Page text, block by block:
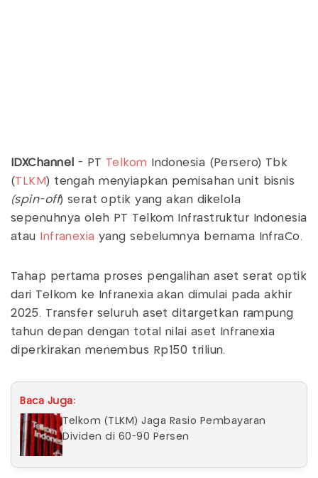
IDXChannel - PT Telkom
Indonesia (Persero) Tbk
(TLKM ) tengah menyiapkan pemisahan unit bisnis
(spin-off) serat optik yang akan dikelola
sepenuhnya oleh PT Telkom Infrastruktur Indonesia
atau
Infranexia yang sebelumnya bernama InfraCo.
Tahap pertama proses pengalihan aset serat optik
dari Telkom ke Infranexia akan dimulai pada akhir
2025. Transfer seluruh aset ditargetkan rampung
tahun depan dengan total nilai aset Infranexia
diperkirakan menembus Rp150 triliun.
Baca Juga:
Telkom (TLKM) Jaga Rasio Pembayaran
Dividen di 60-90 Persen